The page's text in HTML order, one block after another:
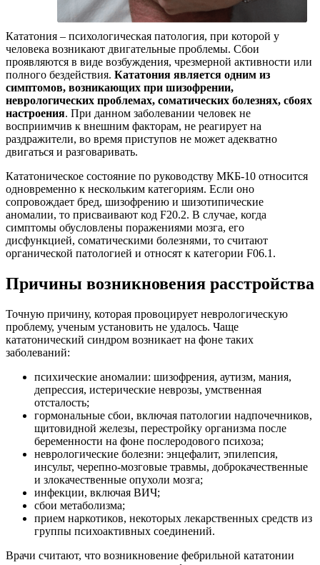
Кататония – психологическая патология, при которой у
человека возникают двигательные проблемы. Сбои
проявляются в виде возбуждения, чрезмерной активности или
полного бездействия. Кататония является одним из
симптомов, возникающих при шизофрении,
неврологических проблемах, соматических болезнях, сбоях
настроения. При данном заболевании человек не
восприимчив к внешним факторам, не реагирует на
раздражители, во время приступов не может адекватно
двигаться и разговаривать.
Кататоническое состояние по руководству МКБ-10 относится
одновременно к нескольким категориям. Если оно
сопровождает бред, шизофрению и шизотипические
аномалии, то присваивают код F20.2. В случае, когда
симптомы обусловлены поражениями мозга, его
дисфункцией, соматическими болезнями, то считают
органической патологией и относят к категории F06.1.
Причины возникновения расстройства
Точную причину, которая провоцирует неврологическую
проблему, ученым установить не удалось. Чаще
кататонический синдром возникает на фоне таких
заболеваний:
психические аномалии: шизофрения, аутизм, мания,
депрессия, истерические неврозы, умственная
отсталость;
гормональные сбои, включая патологии надпочечников,
щитовидной железы, перестройку организма после
беременности на фоне послеродового психоза;
неврологические болезни: энцефалит, эпилепсия,
инсульт, черепно-мозговые травмы, доброкачественные
и злокачественные опухоли мозга;
инфекции, включая ВИЧ;
сбои метаболизма;
прием наркотиков, некоторых лекарственных средств из
группы психоактивных соединений.
Врачи считают, что возникновение фебрильной кататонии